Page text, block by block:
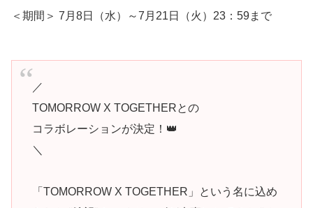
＜期間＞ 7月8日（水）～7月21日（火）23：59まで
／
TOMORROW X TOGETHERとの
コラボレーションが決定！👑
＼
「TOMORROW X TOGETHER」という名に込め